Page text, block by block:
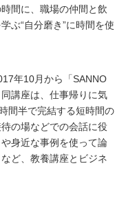
間に、職場の仲間と飲
ぶ“自分磨き”に時間を使
年10月から「SANNO
講座は、仕事帰りに気
間半で完結する短時間の
の場などでの会話に役
身近な事例を使って論
ど、教養講座とビジネ